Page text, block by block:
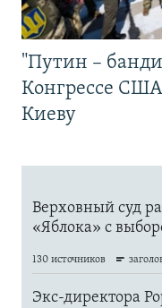
"Путин –
Конгрессе
Киеву